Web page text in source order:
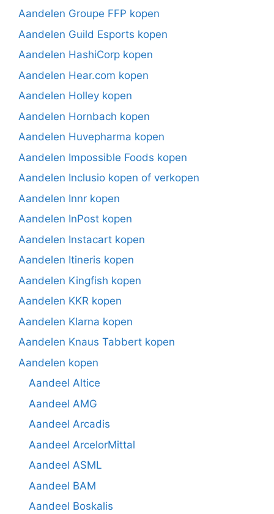
Aandelen Groupe FFP kopen
Aandelen Guild Esports kopen
Aandelen HashiCorp kopen
Aandelen Hear.com kopen
Aandelen Holley kopen
Aandelen Hornbach kopen
Aandelen Huvepharma kopen
Aandelen Impossible Foods kopen
Aandelen Inclusio kopen of verkopen
Aandelen Innr kopen
Aandelen InPost kopen
Aandelen Instacart kopen
Aandelen Itineris kopen
Aandelen Kingfish kopen
Aandelen KKR kopen
Aandelen Klarna kopen
Aandelen Knaus Tabbert kopen
Aandelen kopen
Aandeel Altice
Aandeel AMG
Aandeel Arcadis
Aandeel ArcelorMittal
Aandeel ASML
Aandeel BAM
Aandeel Boskalis